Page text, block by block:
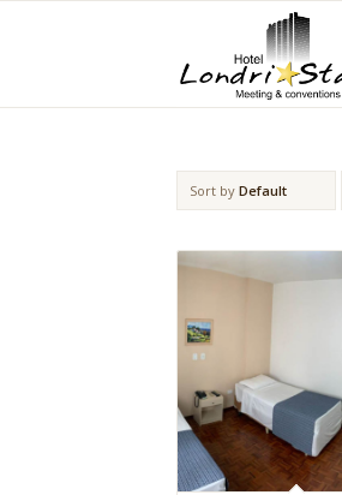
Sort by Default